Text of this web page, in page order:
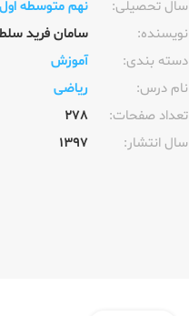
سال تحصیلی:‌
نهم متوسطه اول
نویسنده:‌
سامان فرید
دسته بندی:
آموزش
نام درس:
ریاضی
تعداد صفحات:‌
278
سال انتشار:‌
1397